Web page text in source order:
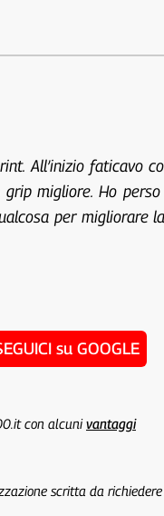
All’inizio faticavo
migliore. Ho
per migliorare
su GOOGLE
con alcunivantaggi
scritta da